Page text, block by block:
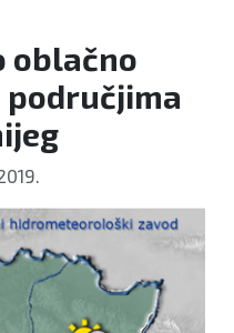
oblačno
područjima